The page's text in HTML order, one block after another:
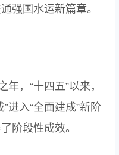
强国水运新篇章。
，“十四五”以来，
进入“全面建成”新阶
阶段性成效。